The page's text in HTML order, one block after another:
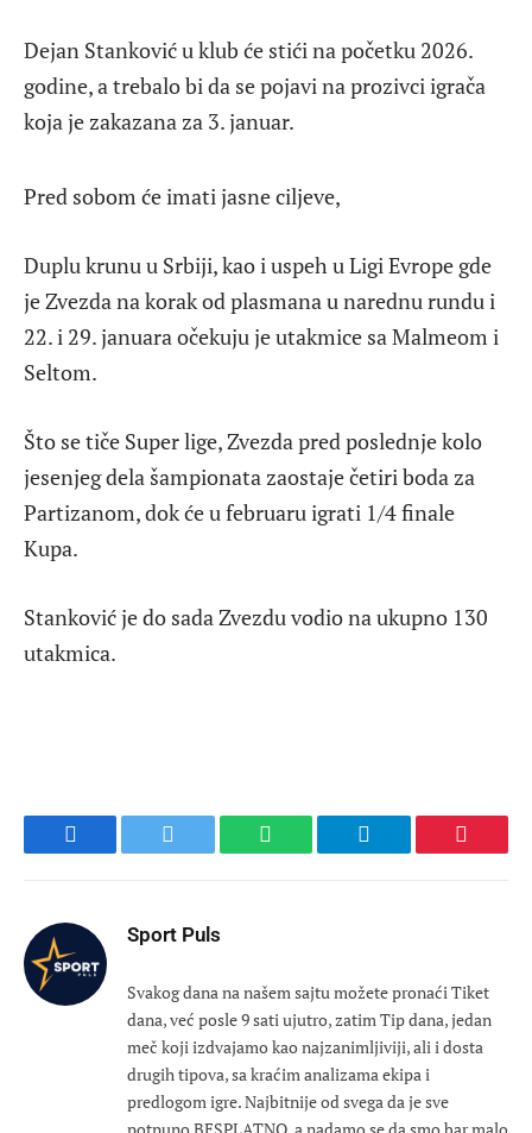
Dejan Stanković u klub će stići na početku 2026.
godine, a trebalo bi da se pojavi na prozivci igrača
koja je zakazana za 3. januar.
Pred sobom će imati jasne ciljeve,
Duplu krunu u Srbiji, kao i uspeh u Ligi Evrope gde
je Zvezda na korak od plasmana u narednu rundu i
22. i 29. januara očekuju je utakmice sa Malmeom i
Seltom.
Što se tiče Super lige, Zvezda pred poslednje kolo
jesenjeg dela šampionata zaostaje četiri boda za
Partizanom, dok će u februaru igrati 1/4 finale
Kupa.
Stanković je do sada Zvezdu vodio na ukupno 130
utakmica.
Facebook Twitter WhatsApp Telegram
Sport Puls
Svakog dana na našem sajtu možete pronaći Tiket
dana, već posle 9 sati ujutro, zatim Tip dana, jedan
meč koji izdvajamo kao najzanimljiviji, ali i dosta
drugih tipova, sa kraćim analizama ekipa i
predlogom igre. Najbitnije od svega da je sve